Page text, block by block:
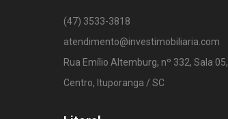
(47) 3533-3818
atendimento@investimobiliaria.com
Rua Emílio Altemburg, nº 332, Sala 05,
Centro, Ituporanga / SC